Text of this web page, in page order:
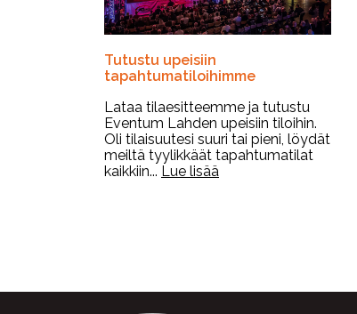
Tutustu upeisiin
tapahtumatiloihimme
Lataa tilaesitteemme ja tutustu
Eventum Lahden upeisiin tiloihin.
Oli tilaisuutesi suuri tai pieni, löydät
meiltä tyylikkäät tapahtumatilat
kaikkiin... Lue lisää